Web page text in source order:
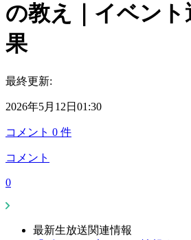
の教え｜イベント
果
最終更新:
2026年5月12日01:30
コメント 0 件
コメント
0
最新生放送関連情報